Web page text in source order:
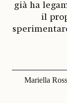
già ha
il
Mariella